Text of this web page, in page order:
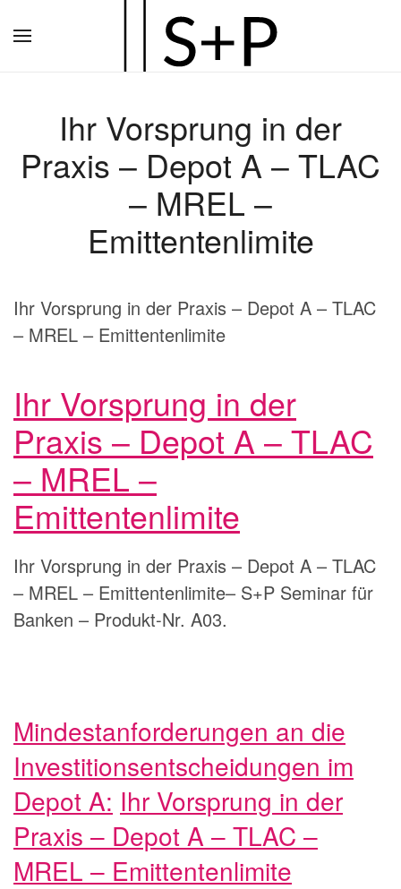
Hauptinhalt
Ihr Vorsprung in der
Praxis – Depot A – TLAC
– MREL –
Emittentenlimite
Ihr Vorsprung in der Praxis – Depot A – TLAC
– MREL – Emittentenlimite
Ihr Vorsprung in der
Praxis – Depot A – TLAC
– MREL –
Emittentenlimite
Ihr Vorsprung in der Praxis – Depot A – TLAC
– MREL – Emittentenlimite– S+P Seminar für
Banken – Produkt-Nr. A03.
Mindestanforderungen an die
Investitionsentscheidungen im
Depot A: Ihr Vorsprung in der
Praxis – Depot A – TLAC –
MREL – Emittentenlimite